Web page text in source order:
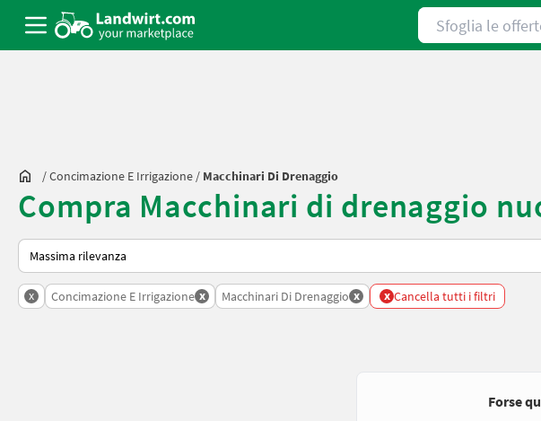
Sfoglia le offerte
/Concimazione E Irrigazione / Macchinari Di Drenaggio
Compra Macchinari di drenaggio
Ecco come viene ordinato su Landwirt.com
x Concimazione E Irrigazione x Macchinari Di Drenaggio x x Cancella tutti i filtri
Forse